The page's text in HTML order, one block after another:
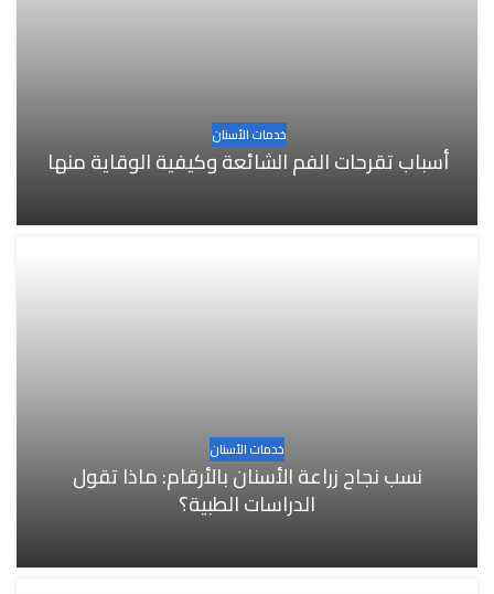
خدمات الأسنان
أسباب تقرحات الفم الشائعة وكيفية الوقاية منها
خدمات الأسنان
نسب نجاح زراعة الأسنان بالأرقام: ماذا تقول
الدراسات الطبية؟